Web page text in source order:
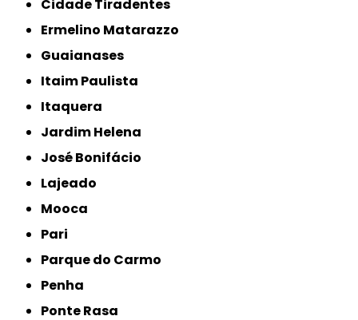
Cidade Tiradentes
Ermelino Matarazzo
Guaianases
Itaim Paulista
Itaquera
Jardim Helena
José Bonifácio
Lajeado
Mooca
Pari
Parque do Carmo
Penha
Ponte Rasa